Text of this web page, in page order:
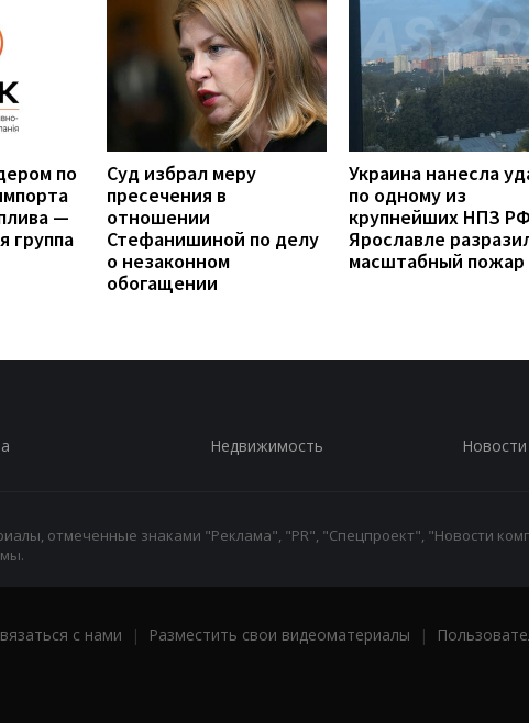
по
—
группа
Суд избрал меру
пресечения в
отношении
Стефанишиной по делу
о незаконном
обогащении
Украина нанесла
по одному из
крупнейших НПЗ
Ярославле
масштабный пожар
Недвижимость Новости
отмеченные знаками "Реклама", "PR", "Спецпроект", "Новости
с нами | Разместить свои видеоматериалы |